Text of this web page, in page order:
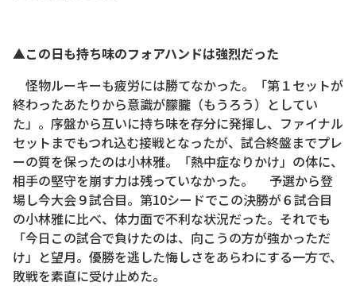
▲この日も持ち味のフォアハンドは強烈だった
怪物ルーキーも疲労には勝てなかった。「第１セットが
終わったあたりから意識が朦朧（もうろう）としてい
た」。序盤から互いに持ち味を存分に発揮し、ファイナル
セットまでもつれ込む接戦となったが、試合終盤までプレ
ーの質を保ったのは小林雅。「熱中症なりかけ」の体に、
相手の堅守を崩す力は残っていなかった。 予選から登
場し今大会９試合目。第10シードでこの決勝が６試合目
の小林雅に比べ、体力面で不利な状況だった。それでも
「今日この試合で負けたのは、向こうの方が強かっただ
け」と望月。優勝を逃した悔しさをあらわにする一方で、
敗戦を素直に受け止めた。